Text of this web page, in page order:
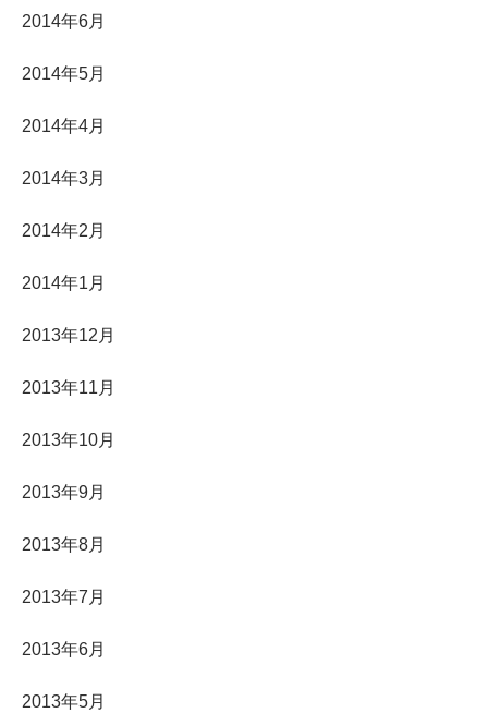
2014年6月
2014年5月
2014年4月
2014年3月
2014年2月
2014年1月
2013年12月
2013年11月
2013年10月
2013年9月
2013年8月
2013年7月
2013年6月
2013年5月